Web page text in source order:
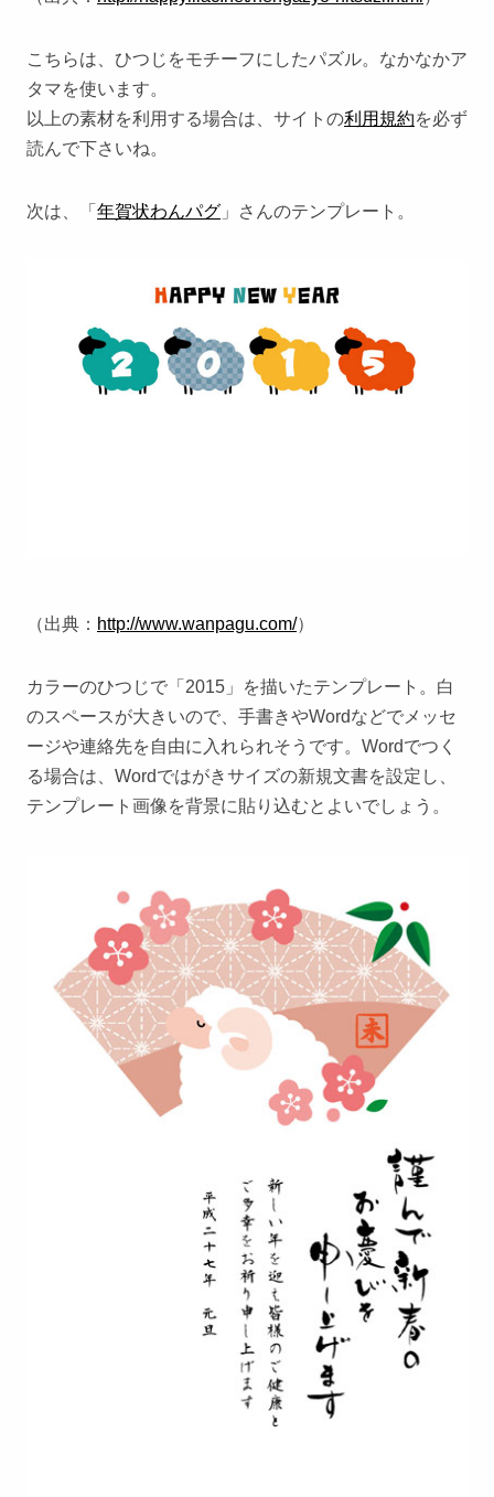
こちらは、ひつじをモチーフにしたパズル。なかなかア
タマを使います。
以上の素材を利用する場合は、サイトの利用規約を必ず
読んで下さいね。
次は、「 年賀状わんパグ 」さんのテンプレート。
（出典： http://www.wanpagu.com/）
カラーのひつじで「2015」を描いたテンプレート。白
のスペースが大きいので、手書きやWordなどでメッセ
ージや連絡先を自由に入れられそうです。Wordでつく
る場合は、Wordではがきサイズの新規文書を設定し、
テンプレート画像を背景に貼り込むとよいでしょう。